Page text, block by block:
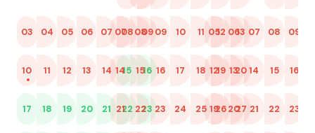
03 04 05 06 07 08 09
10 11 12 13 14 15 16
17 18 19 20 21 22 23
07 08 09 10 11 12 13
14 15 16 17 18 19 20
21 22 23 24 25 26 27
05 06 07 08 09
12 13 14 15 16
19 20 21 22 23